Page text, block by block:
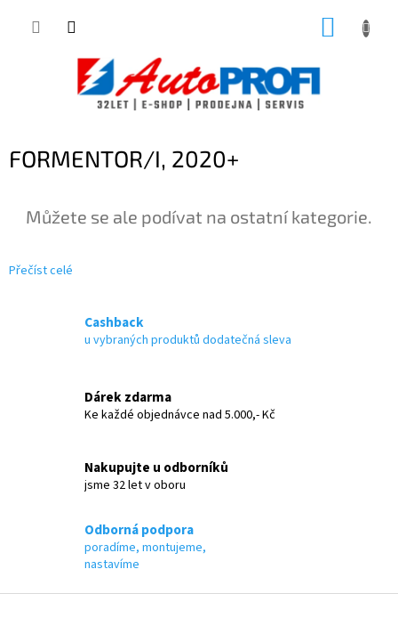
FORMENTOR/I, 2020+
Můžete se ale podívat na ostatní kategorie.
Přečíst celé
Cashback
u vybraných produktů dodatečná sleva
Dárek zdarma
Ke každé objednávce nad 5.000,- Kč
Nakupujte u odborníků
jsme 32 let v oboru
Odborná podpora
poradíme, montujeme,
nastavíme